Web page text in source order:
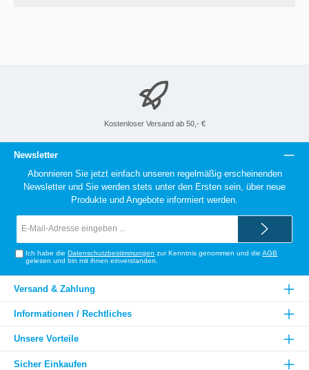
Kostenloser Versand ab 50,- €
Newsletter
Abonnieren Sie jetzt einfach unseren regelmäßig erscheinenden
Newsletter und Sie werden stets unter den Ersten sein, über neue
Produkte und Angebote informiert werden.
Ich habe dieDatenschutzbestimmungen zur Kenntnis genommen und dieAGB
gelesen und bin mit ihnen einverstanden.
Versand & Zahlung
Informationen / Rechtliches
Unsere Vorteile
Sicher Einkaufen